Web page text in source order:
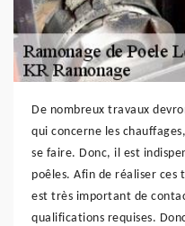
De nombreux travaux
qui concerne les
se faire. Donc, il est
poêles. Afin de réaliser
est très important de
qualifications requises.